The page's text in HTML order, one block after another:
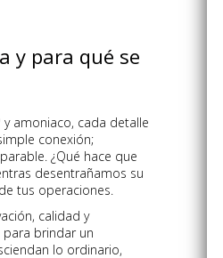
y para qué se
amoniaco, cada detalle
conexión;
¿Qué hace que
desentrañamos su
tus operaciones.
calidad y
brindar un
lo ordinario,